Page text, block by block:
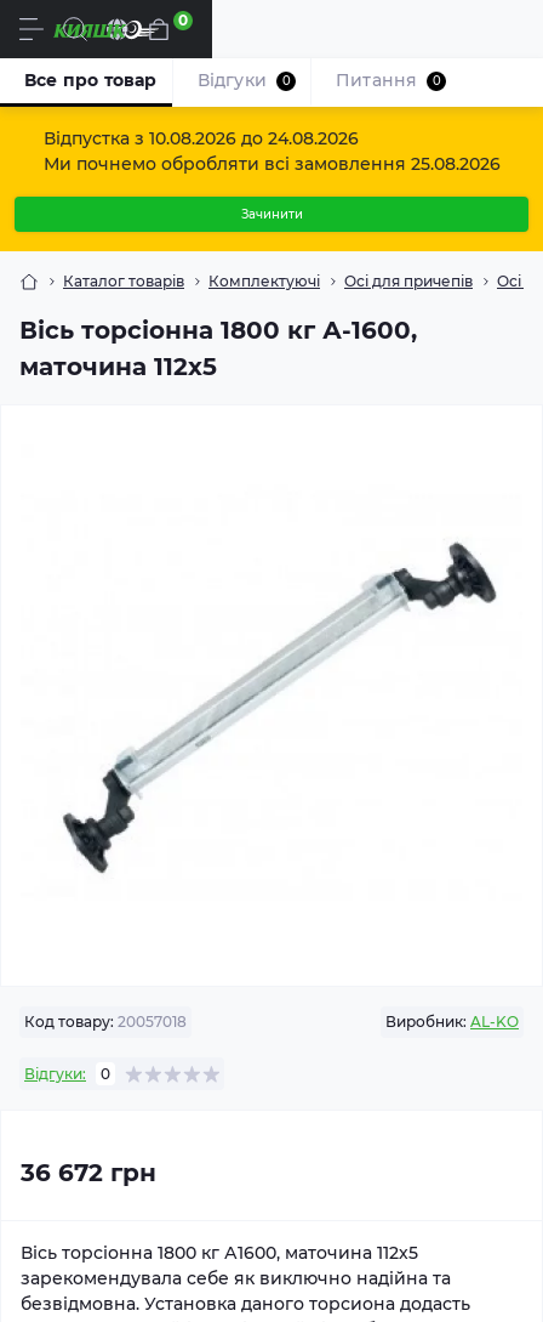
Відпустка з 10.08.2026 до 24.08.2026
Ми почнемо обробляти всі замовлення 25.08.2026
Зачинити
Uk 0
Каталог товарів Комплектуючі Осі для причепів Осі
Вісь торсіонна 1800 кг А-1600,
маточина 112х5
Все про товар Відгуки 0 Питання 0
Код товару: 20057018 Виробник: AL-KO
Відгуки: 0
36 672 грн
Вісь торсіонна 1800 кг А1600, маточина 112х5
зарекомендувала себе як виключно надійна та
безвідмовна. Установка даного торсиона додасть